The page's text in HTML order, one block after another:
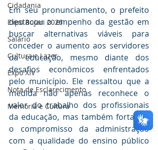
Cidadania
Expo Bujari 2026
Salário
Cultura e Lazer
Expo XIV
Nota de Esclarecimento
Memória e Cultura
Em seu pronunciamento, o prefeito
destacou o empenho da gestão em
buscar alternativas viáveis para
conceder o aumento aos servidores
da educação, mesmo diante dos
desafios econômicos enfrentados
pelo município. Ele ressaltou que a
medida não apenas reconhece o
valor do trabalho dos profissionais
da educação, mas também fortalece
o compromisso da administração
com a qualidade do ensino público